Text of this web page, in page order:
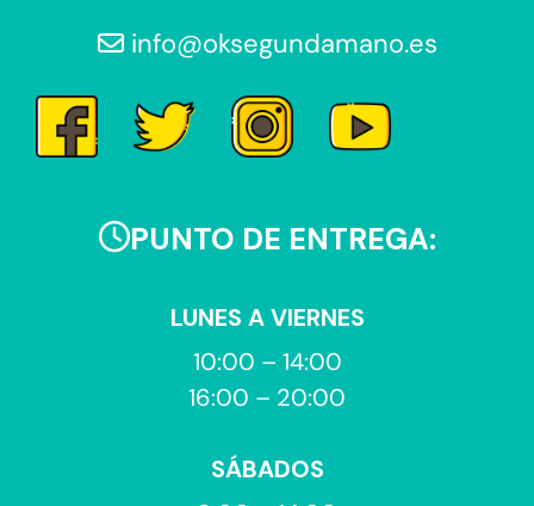
info@oksegundamano.es
PUNTO DE ENTREGA:
LUNES A VIERNES
10:00 – 14:00
16:00 – 20:00
SÁBADOS